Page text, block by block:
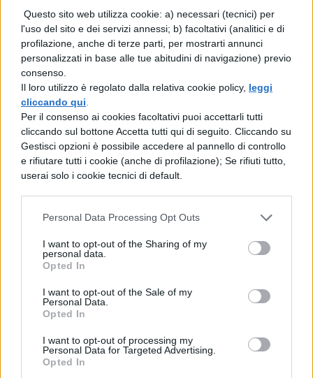
Questo sito web utilizza cookie: a) necessari (tecnici) per
l'uso del sito e dei servizi annessi; b) facoltativi (analitici e di
profilazione, anche di terze parti, per mostrarti annunci
personalizzati in base alle tue abitudini di navigazione) previo
consenso.
Il loro utilizzo è regolato dalla relativa cookie policy, leggi
cliccando qui
Per il consenso ai cookies facoltativi puoi accettarli tutti
cliccando sul bottone Accetta tutti qui di seguito. Cliccando su
Gestisci opzioni è possibile accedere al pannello di controllo
e rifiutare tutti i cookie (anche di profilazione); Se rifiuti tutto,
userai solo i cookie tecnici di default.
Personal Data Processing Opt Outs
I want to opt-out of the Sharing of my
personal data.
Opted In
I want to opt-out of the Sale of my
Personal Data.
Opted In
I want to opt-out of processing my
Personal Data for Targeted Advertising.
Opted In
parte del volo… 😉
[ViaJaunted]
TI POTREBBE INTERESSARE
NEWS LIFESTYLE
Francia vieta i social ai
minori di 15 anni dal 1°
settembre: come
funziona il controllo
sei a rischio: l'allarme
Iss su gaming, azzardo